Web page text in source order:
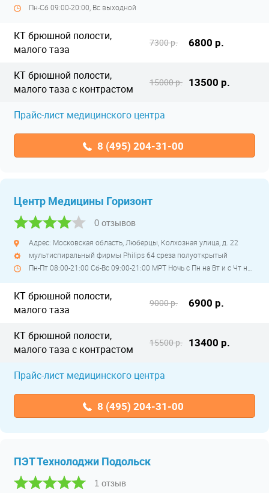
Пн-Сб 09:00-20:00, Вс выходной
КТ брюшной полости,
малого таза
7300 р. 6800 р.
КТ брюшной полости,
малого таза с контрастом
15000 р. 13500 р.
Прайс-лист медицинского центра
8 (495) 204-31-00
Центр Медицины Горизонт
0 отзывов
Адрес: Московская область, Люберцы, Колхозная улица, д. 22
мультиспиральный фирмы Philips 64 среза полуоткрытый
КТ брюшной полости,
малого таза
9000 р. 6900 р.
КТ брюшной полости,
малого таза с контрастом
15500 р. 13400 р.
Прайс-лист медицинского центра
8 (495) 204-31-00
ПЭТ Технолоджи Подольск
1 отзыв